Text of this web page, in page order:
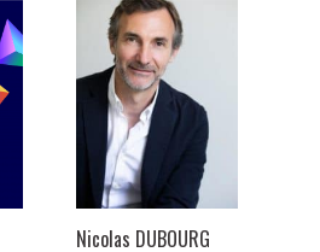
Nicolas DUBOURG